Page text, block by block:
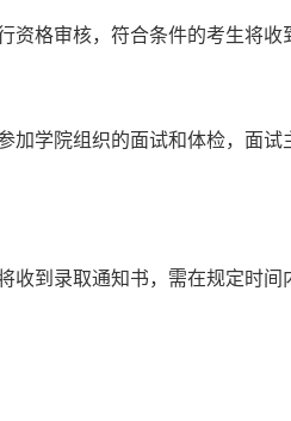
资格审核，符合条件的考生将收
加学院组织的面试和体检，面
收到录取通知书，需在规定时间